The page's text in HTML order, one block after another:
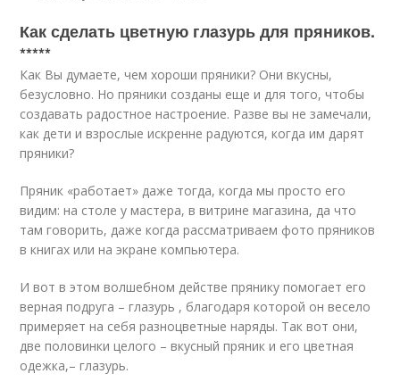
Как сделать цветную глазурь для пряников.
*****
Как Вы думаете, чем хороши пряники? Они вкусны,
безусловно. Но пряники созданы еще и для того, чтобы
создавать радостное настроение. Разве вы не замечали,
как дети и взрослые искренне радуются, когда им дарят
пряники?
Пряник «работает» даже тогда, когда мы просто его
видим: на столе у мастера, в витрине магазина, да что
там говорить, даже когда рассматриваем фото пряников
в книгах или на экране компьютера.
И вот в этом волшебном действе прянику помогает его
верная подруга – глазурь , благодаря которой он весело
примеряет на себя разноцветные наряды. Так вот они,
две половинки целого – вкусный пряник и его цветная
одежка,– глазурь.